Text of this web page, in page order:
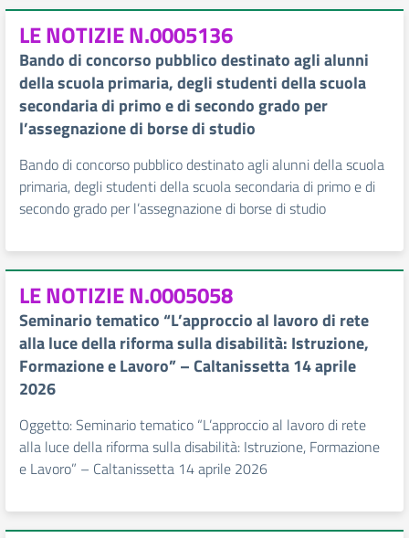
LE NOTIZIE N.0005136
Bando di concorso pubblico destinato agli alunni
della scuola primaria, degli studenti della scuola
secondaria di primo e di secondo grado per
l’assegnazione di borse di studio
Bando di concorso pubblico destinato agli alunni della scuola
primaria, degli studenti della scuola secondaria di primo e di
secondo grado per l’assegnazione di borse di studio
LE NOTIZIE N.0005058
Seminario tematico “L’approccio al lavoro di rete
alla luce della riforma sulla disabilità: Istruzione,
Formazione e Lavoro” – Caltanissetta 14 aprile
2026
Oggetto: Seminario tematico “L’approccio al lavoro di rete
alla luce della riforma sulla disabilità: Istruzione, Formazione
e Lavoro” – Caltanissetta 14 aprile 2026